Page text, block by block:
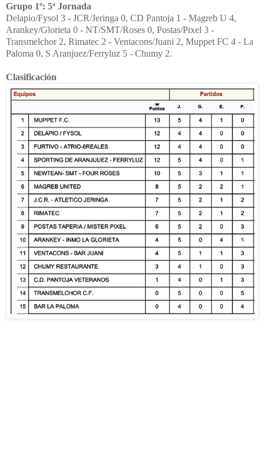
Grupo 1º: 5ª Jornada
Delapio/Fysol 3 - JCR/Jeringa 0, CD Pantoja 1 - Magreb U 4,
Arankey/Glorieta 0 - NT/SMT/Roses 0, Postas/Pixel 3 -
Transmelchor 2, Rimatec 2 - Ventacons/Juani 2, Muppet FC 4 - La
Paloma 0, S Aranjuez/Ferryluz 5 - Chumy 2.
Clasificación